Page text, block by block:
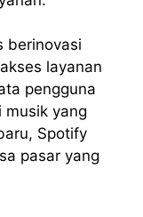
berinovasi
layanan
pengguna
musik yang
Spotify
pasar yang